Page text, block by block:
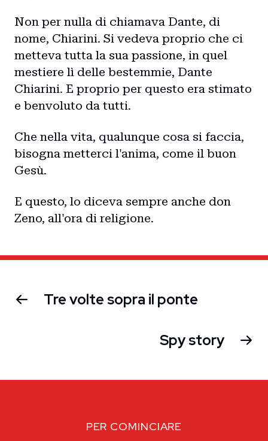
Non per nulla di chiamava Dante, di
nome, Chiarini. Si vedeva proprio che ci
metteva tutta la sua passione, in quel
mestiere lì delle bestemmie, Dante
Chiarini. E proprio per questo era stimato
e benvoluto da tutti.
Che nella vita, qualunque cosa si faccia,
bisogna metterci l'anima, come il buon
Gesù.
E questo, lo diceva sempre anche don
Zeno, all'ora di religione.
Tre volte sopra il ponte
Spy story
PER COMINCIARE